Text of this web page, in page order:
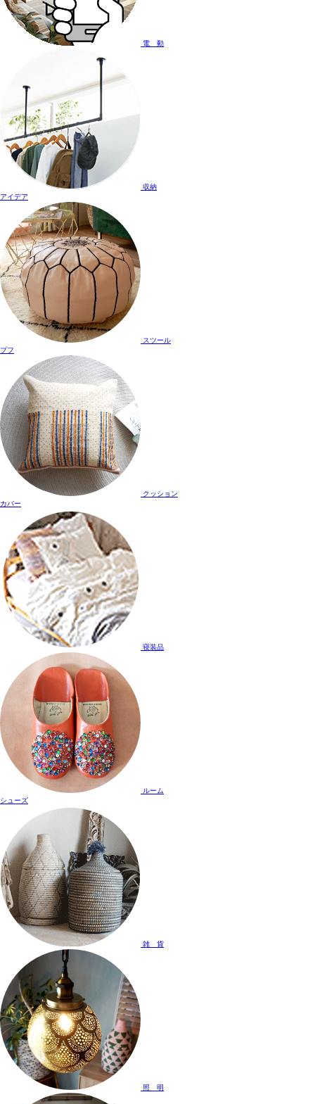
電 動
収納
アイデア
スツール
プフ
クッション
カバー
寝装品
ルーム
シューズ
雑 貨
照 明